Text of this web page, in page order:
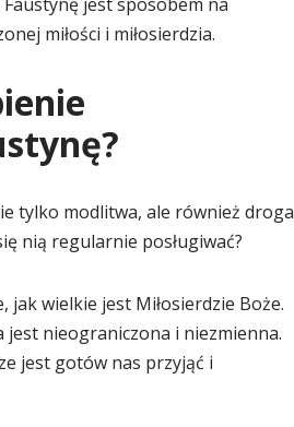
miłości i miłosierdzia.
tylko modlitwa, ale również droga
nią regularnie posługiwać?
wielkie jest Miłosierdzie Boże.
jest nieograniczona i niezmienna.
jest gotów nas przyjąć i